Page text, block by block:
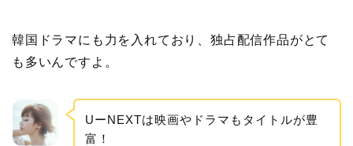
韓国ドラマにも力を入れており、独占配信作品がとて
も多いんですよ。
UーNEXTは映画やドラマもタイトルが豊
富！